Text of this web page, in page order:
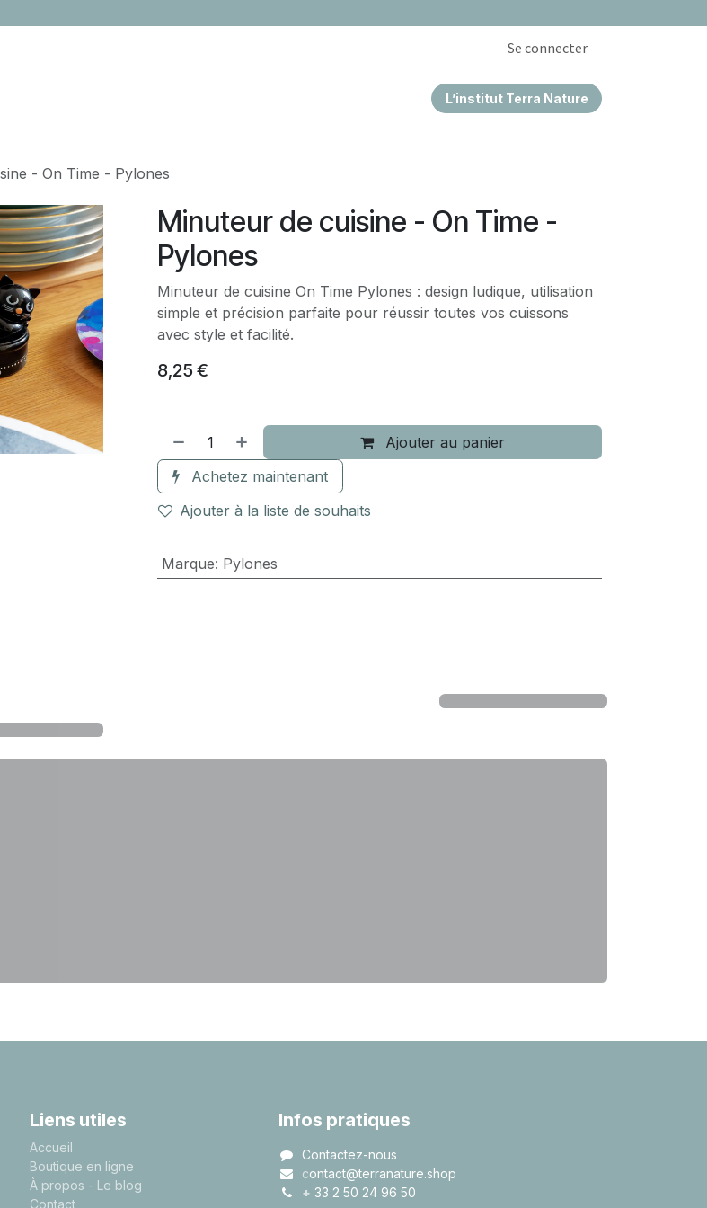
Se connecter
L’institut Terra Nature
- On Time - Pylones
Minuteur de cuisine - On Time -
Pylones
Minuteur de cuisine On Time Pylones : design ludique, utilisation
simple et précision parfaite pour réussir toutes vos cuissons
avec style et facilité.
8,25 €
Ajouter au panier
Achetez maintenant
Ajouter à la liste de souhaits
Marque: Pylones
Infos pratiques
Contactez-nous
contact@terranature.shop
+ 33 2 50 24 96 50
Liens utiles
Accueil
Boutique en ligne
À propos - Le blog
Contact